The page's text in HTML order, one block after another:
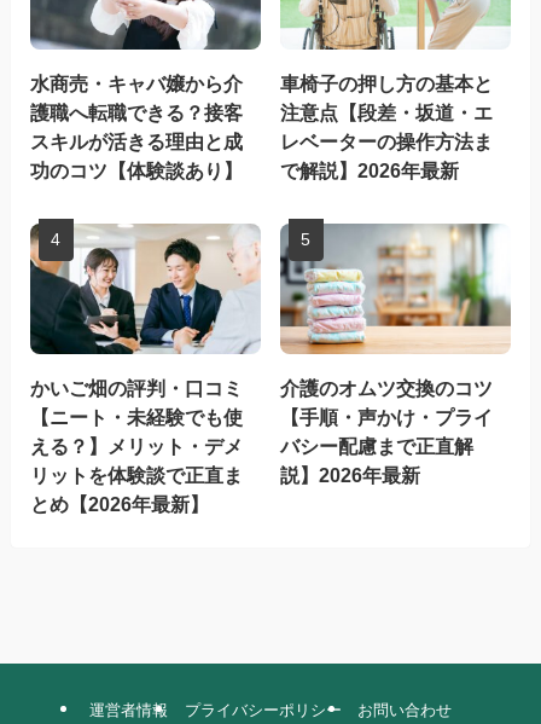
水商売・キャバ嬢から介
護職へ転職できる？接客
スキルが活きる理由と成
功のコツ【体験談あり】
車椅子の押し方の基本と
注意点【段差・坂道・エ
レベーターの操作方法ま
で解説】2026年最新
かいご畑の評判・口コミ
【ニート・未経験でも使
える？】メリット・デメ
リットを体験談で正直ま
とめ【2026年最新】
介護のオムツ交換のコツ
【手順・声かけ・プライ
バシー配慮まで正直解
説】2026年最新
運営者情報 プライバシーポリシー お問い合わせ